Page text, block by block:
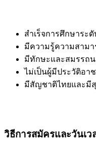
สำเร็จการศึกษาระดั
มีความรู้ความสาม
มีทักษะและสมรรถน
ไม่เป็นผู้มีประวัติอา
มีสัญชาติไทยและมี
วิธีการสมัครและวันเว